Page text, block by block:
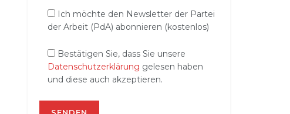
Ich möchte den Newsletter der Partei
der Arbeit (PdA) abonnieren (kostenlos)
Bestätigen Sie, dass Sie unsere
Datenschutzerklärung gelesen haben
und diese auch akzeptieren.